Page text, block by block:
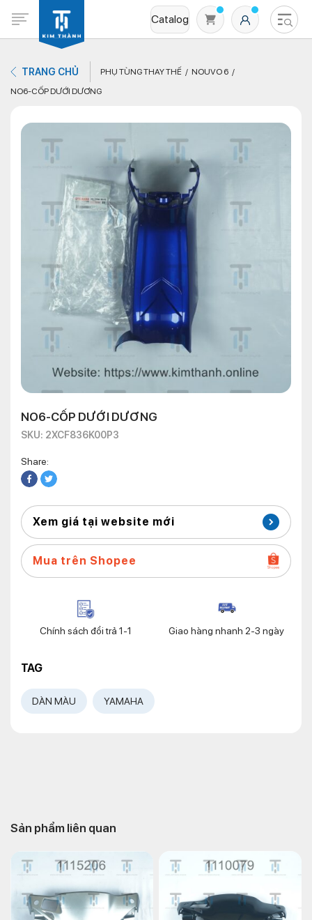
Catalog
Không có sản phẩm nào trong giỏ hàng
TRANG CHỦ PHỤ TÙNG THAY THẾ
NOUVO 6
NO6-CỐP DƯỚI DƯƠNG
NO6-CỐP DƯỚI DƯƠNG
SKU: 2XCF836K00P3
Share:
Xem giá tại website mới
Mua trên Shopee
Chính sách đổi trả 1-1 Giao hàng nhanh 2-3 ngày
TAG
DÀN MÀU YAMAHA
Sản phẩm liên quan